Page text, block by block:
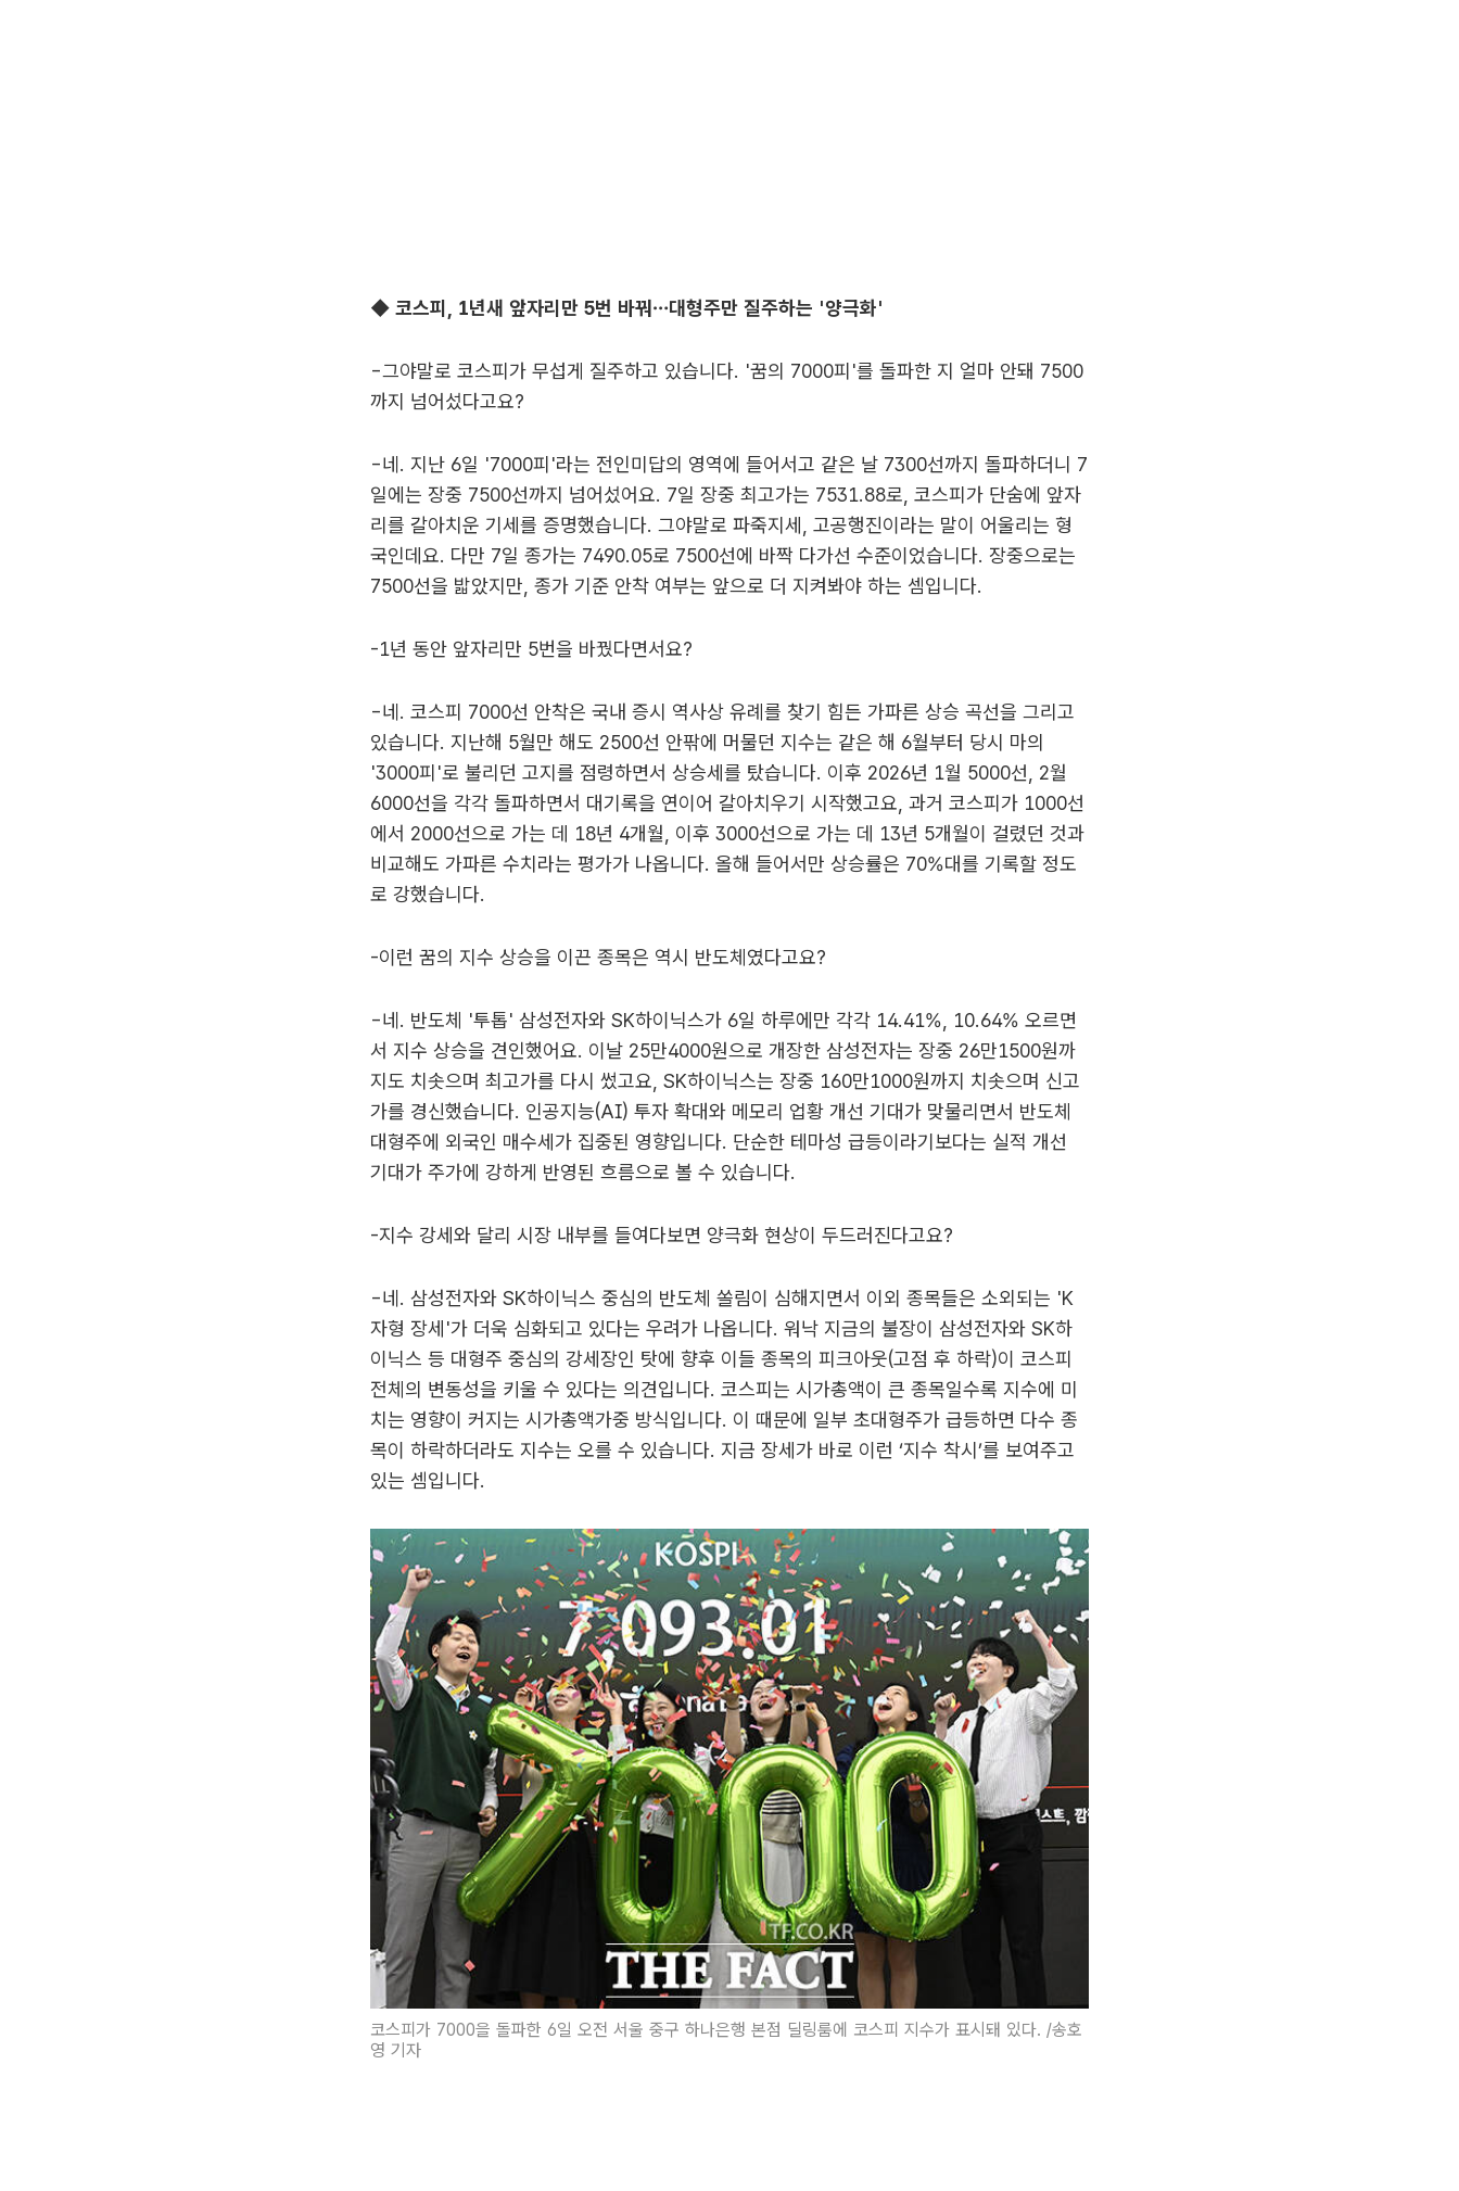
◆ 코스피, 1년새 앞자리만 5번 바꿔…대형주만 질주하는 '양극화'
-그야말로 코스피가 무섭게 질주하고 있습니다. '꿈의 7000피'를 돌파한 지 얼마 안돼 7500
까지 넘어섰다고요?
-네. 지난 6일 '7000피'라는 전인미답의 영역에 들어서고 같은 날 7300선까지 돌파하더니 7
일에는 장중 7500선까지 넘어섰어요. 7일 장중 최고가는 7531.88로, 코스피가 단숨에 앞자
리를 갈아치운 기세를 증명했습니다. 그야말로 파죽지세, 고공행진이라는 말이 어울리는 형
국인데요. 다만 7일 종가는 7490.05로 7500선에 바짝 다가선 수준이었습니다. 장중으로는
7500선을 밟았지만, 종가 기준 안착 여부는 앞으로 더 지켜봐야 하는 셈입니다.
-1년 동안 앞자리만 5번을 바꿨다면서요?
-네. 코스피 7000선 안착은 국내 증시 역사상 유례를 찾기 힘든 가파른 상승 곡선을 그리고
있습니다. 지난해 5월만 해도 2500선 안팎에 머물던 지수는 같은 해 6월부터 당시 마의
'3000피'로 불리던 고지를 점령하면서 상승세를 탔습니다. 이후 2026년 1월 5000선, 2월
6000선을 각각 돌파하면서 대기록을 연이어 갈아치우기 시작했고요, 과거 코스피가 1000선
에서 2000선으로 가는 데 18년 4개월, 이후 3000선으로 가는 데 13년 5개월이 걸렸던 것과
비교해도 가파른 수치라는 평가가 나옵니다. 올해 들어서만 상승률은 70%대를 기록할 정도
로 강했습니다.
-이런 꿈의 지수 상승을 이끈 종목은 역시 반도체였다고요?
-네. 반도체 '투톱' 삼성전자와 SK하이닉스가 6일 하루에만 각각 14.41%, 10.64% 오르면
서 지수 상승을 견인했어요. 이날 25만4000원으로 개장한 삼성전자는 장중 26만1500원까
지도 치솟으며 최고가를 다시 썼고요, SK하이닉스는 장중 160만1000원까지 치솟으며 신고
가를 경신했습니다. 인공지능(AI) 투자 확대와 메모리 업황 개선 기대가 맞물리면서 반도체
대형주에 외국인 매수세가 집중된 영향입니다. 단순한 테마성 급등이라기보다는 실적 개선
기대가 주가에 강하게 반영된 흐름으로 볼 수 있습니다.
-지수 강세와 달리 시장 내부를 들여다보면 양극화 현상이 두드러진다고요?
-네. 삼성전자와 SK하이닉스 중심의 반도체 쏠림이 심해지면서 이외 종목들은 소외되는 'K
자형 장세'가 더욱 심화되고 있다는 우려가 나옵니다. 워낙 지금의 불장이 삼성전자와 SK하
이닉스 등 대형주 중심의 강세장인 탓에 향후 이들 종목의 피크아웃(고점 후 하락)이 코스피
전체의 변동성을 키울 수 있다는 의견입니다. 코스피는 시가총액이 큰 종목일수록 지수에 미
치는 영향이 커지는 시가총액가중 방식입니다. 이 때문에 일부 초대형주가 급등하면 다수 종
목이 하락하더라도 지수는 오를 수 있습니다. 지금 장세가 바로 이런 ‘지수 착시’를 보여주고
있는 셈입니다.
코스피가 7000을 돌파한 6일 오전 서울 중구 하나은행 본점 딜링룸에 코스피 지수가 표시돼 있다. /송호
영 기자